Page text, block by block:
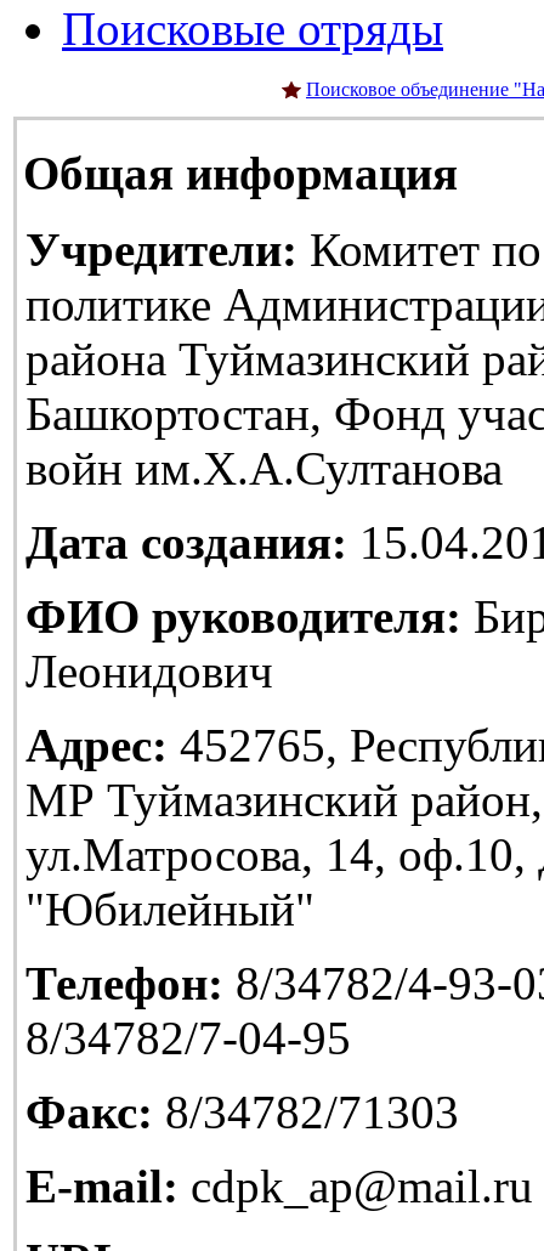
Поисковые отряды
Поисковое объединение
Общая информация
Учредители: Комитет
политике
района Туймазинский
Башкортостан, Фонд
войн им.Х.А.Султанова
Дата создания:
ФИО руководителя:
Леонидович
Адрес: 452765,
МР Туймазинский
ул.Матросова, 14,
"Юбилейный"
Телефон: 8/34782/4-93-
8/34782/7-04-95
Факс: 8/34782/71303
E-mail: cdpk_ap@mail.ru